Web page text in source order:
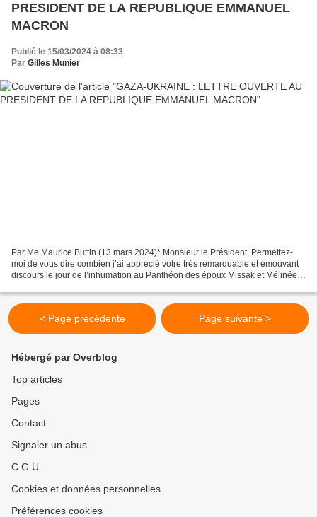
PRESIDENT DE LA REPUBLIQUE EMMANUEL
MACRON
Publié le 15/03/2024 à 08:33
Par Gilles Munier
Par Me Maurice Buttin (13 mars 2024)* Monsieur le Président, Permettez-
moi de vous dire combien j’ai apprécié votre très remarquable et émouvant
discours le jour de l’inhumation au Panthéon des époux Missak et Mélinée
< Page précédente Page suivante >
Hébergé par Overblog
Top articles
Pages
Contact
Signaler un abus
C.G.U.
Cookies et données personnelles
Préférences cookies